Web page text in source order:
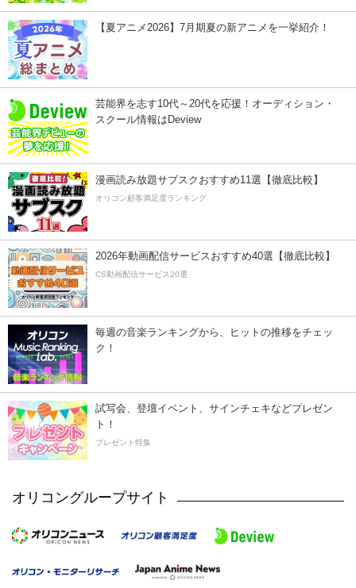
【夏アニメ2026】7月期夏の新アニメを一挙紹介！
芸能界を志す10代～20代を応援！オーディション・
スクール情報はDeview
漫画読み放題サブスクおすすめ11選【徹底比較】
オリコン顧客満足度ランキング
2026年動画配信サービスおすすめ40選【徹底比較】
CS動画配信サービス20選
毎週の音楽ランキングから、ヒットの推移をチェッ
ク！
試写会、登壇イベント、サインチェキなどプレゼン
ト！
プレゼント特集
オリコングループサイト